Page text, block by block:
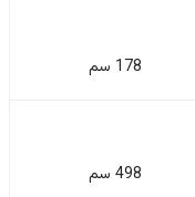
178 سم
498 سم